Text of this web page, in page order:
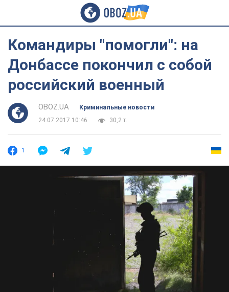
Командиры "помогли": на
Донбассе покончил с собой
российский военный
OBOZ.UA
Криминальные новости
24.07.2017 10:46
30,2 т.
1